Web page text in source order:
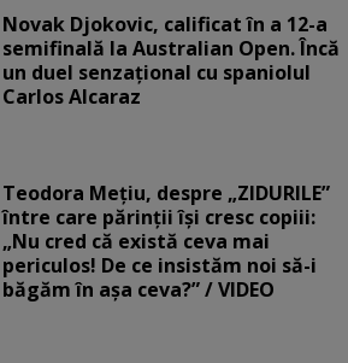
Novak Djokovic, calificat în a 12-a
semifinală la Australian Open. Încă
un duel senzațional cu spaniolul
Carlos Alcaraz
Teodora Mețiu, despre „ZIDURILE”
între care părinții își cresc copiii:
„Nu cred că există ceva mai
periculos! De ce insistăm noi să-i
băgăm în așa ceva?” / VIDEO